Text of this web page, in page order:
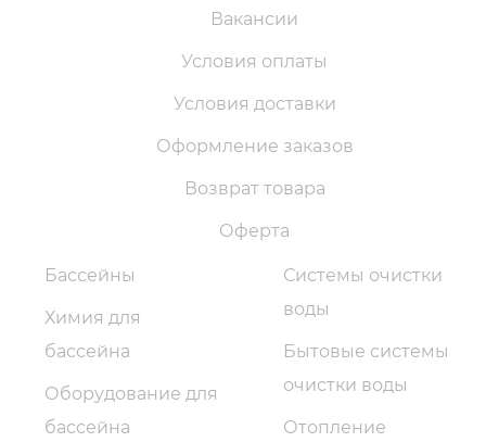
Вакансии
Условия оплаты
Условия доставки
Оформление заказов
Возврат товара
Оферта
Бассейны
Химия для
бассейна
Оборудование для
бассейна
Системы очистки
воды
Бытовые системы
очистки воды
Отопление